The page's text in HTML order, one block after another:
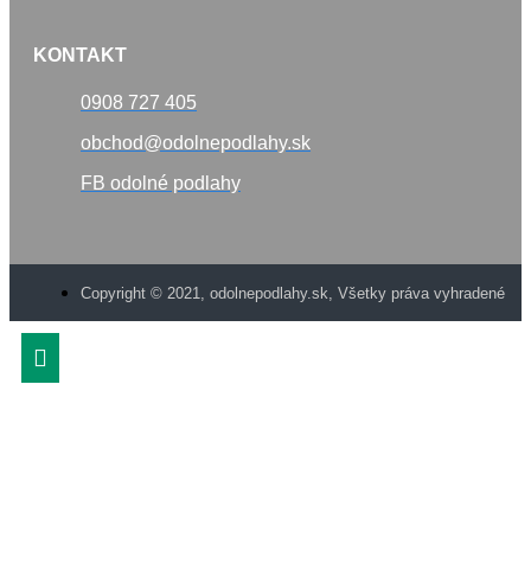
KONTAKT
0908 727 405
obchod@odolnepodlahy.sk
FB odolné podlahy
Copyright © 2021, odolnepodlahy.sk, Všetky práva vyhradené